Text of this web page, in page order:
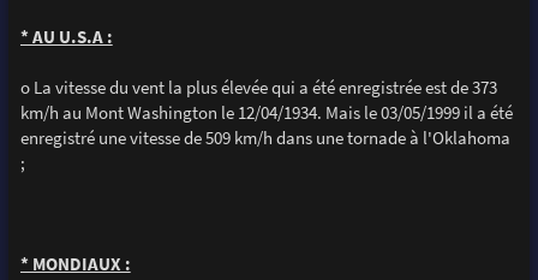
* AU U.S.A :
o La vitesse du vent la plus élevée qui a été enregistrée est de 373
km/h au Mont Washington le 12/04/1934. Mais le 03/05/1999 il a été
enregistré une vitesse de 509 km/h dans une tornade à l'Oklahoma
;
* MONDIAUX :